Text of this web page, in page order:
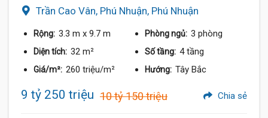
Trần Cao Vân, Phú Nhuận, Phú Nhuận
Rộng: 3.3 m x 9.7 m Phòng ngủ: 3 phòng
Diện tích: 32 m² Số tầng: 4 tầng
Giá/m²: 260 triệu/m² Hướng: Tây Bắc
9 tỷ 250 triệu 10 tỷ 150 triệu Chia sẻ